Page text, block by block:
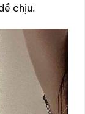
chịu.